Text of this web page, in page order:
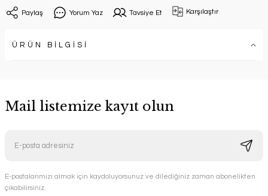
Paylaş Yorum Yaz Tavsiye Et Karşılaştır
ÜRÜN BİLGİSİ
Mail listemize kayıt olun
E-postalarımızı almak için kaydoluyorsunuz ve dilediğiniz zaman abonelikten
çıkabilirsiniz.